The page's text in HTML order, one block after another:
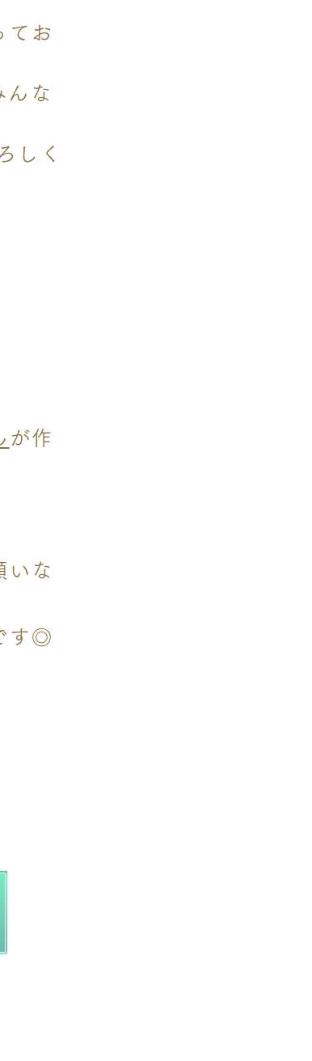
てお
な
しく
が作
いな
す◎